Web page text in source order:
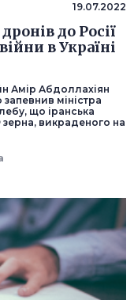
19.07.2022
до Росії
в Україні
Амір Абдоллахіян
міністра
що іранська
зерна, викраденого на